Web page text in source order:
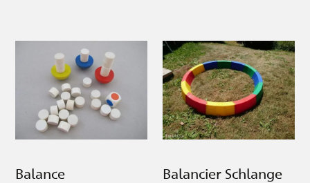
Balance Balancier Schlange